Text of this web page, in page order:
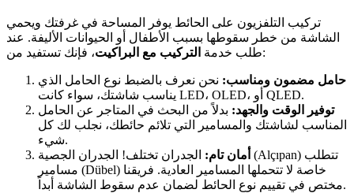
تركيب التلفزيون على الحائط يوفر المساحة في غرفتك ويحمي
الشاشة من خطر سقوطها بسبب الأطفال أو الحيوانات الأليفة. عند
طلب خدمة التركيب مع البراكيت ، فإنك تستفيد من:
حامل مضمون ومناسب: نحن نعرف بالضبط نوع الحامل الذي
يناسب شاشتك، سواء كانت LED، OLED، أو QLED.
توفير الوقت والجهد: بدلاً من البحث في المتاجر عن الحامل
المناسب لشاشتك والمسامير التي تلائم حائطك، نجلب لك كل
شيء.
أمان تام: الجدران تختلف! الجدران الجصية (Alçıpan) تتطلب
مسامير (Dübel) خاصة لا تتحملها المسامير العادية. فريقنا
مختص في تقييم نوع الحائط لضمان عدم سقوط الشاشة أبداً.